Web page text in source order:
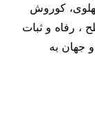
کوروش
، رفاه و ثبات
و جهان به